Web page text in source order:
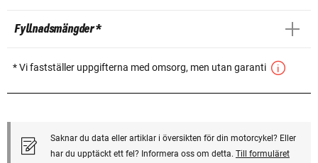
Fyllnadsmängder *
* Vi fastställer uppgifterna med omsorg, men utan garanti
Saknar du data eller artiklar i översikten för din motorcykel? Eller
har du upptäckt ett fel? Informera oss om detta. Till formuläret